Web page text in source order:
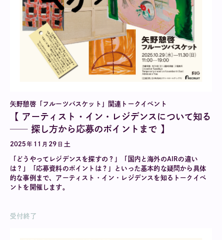
矢野憩啓「フルーツバスケット」関連トークイベント
【 アーティスト・イン・レジデンスについて知る
── 探し方から応募のポイントまで 】
2025年 11 月 29 日 土
「どうやってレジデンスを探すの？」「国内と海外のAIRの違い
は？」「応募資料のポイントは？」といった基本的な疑問から具体
的な事例まで、アーティスト・イン・レジデンスを知るトークイベ
ントを開催します。
受付終了